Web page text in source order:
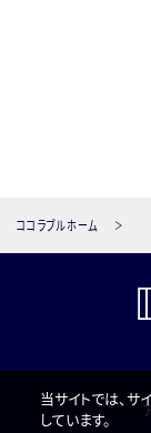
ココラブルホーム
当サイトでは、
しています。